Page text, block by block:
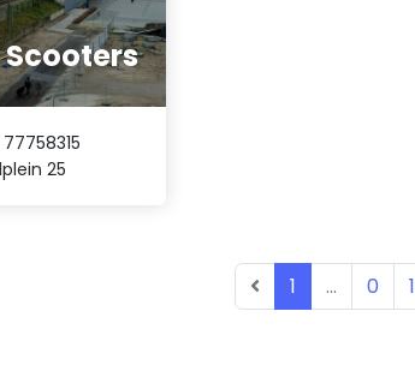
77758315
25
1 ... 0 1